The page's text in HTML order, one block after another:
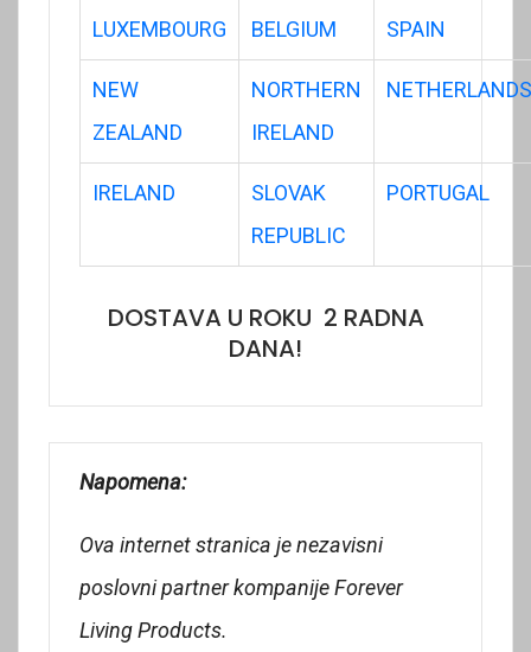
LUXEMBOURG BELGIUM SPAIN
NEW
ZEALAND
NORTHERN
IRELAND
NETHERLANDS
IRELAND
SLOVAK
REPUBLIC
PORTUGAL
DOSTAVA U ROKU 2 RADNA
DANA!
Napomena:
Ova internet stranica je nezavisni
poslovni partner kompanije Forever
Living Products.